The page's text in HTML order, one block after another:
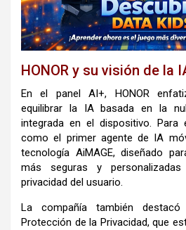
HONOR y su visión de la
En el panel AI+, HONOR
equilibrar la IA basada en la
integrada en el dispositivo. Para
como el primer agente de IA
tecnología AiMAGE, diseñado
más seguras y
privacidad del usuario.
La compañía también
Protección de la Privacidad, que